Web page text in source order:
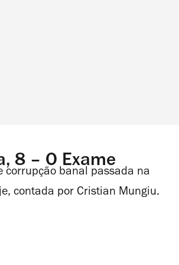
8 – O Exame
corrupção banal passada na
contada por Cristian Mungiu.